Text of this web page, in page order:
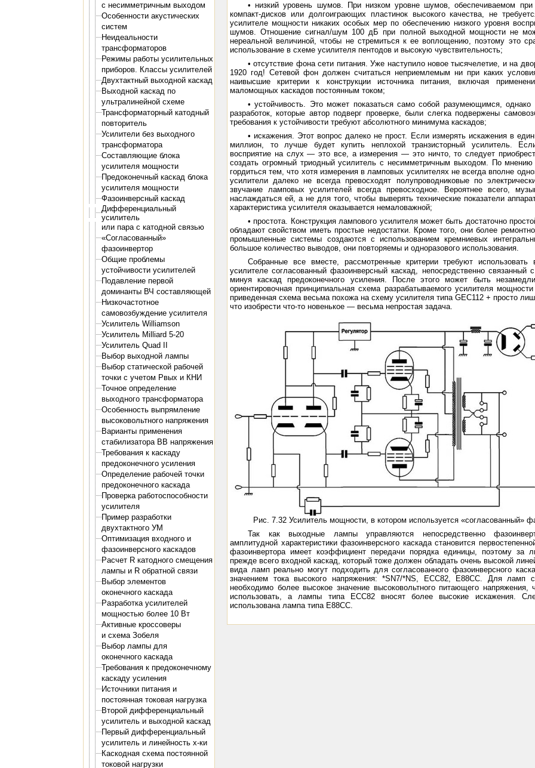
с несимметричным выходом
Особенности акустических
систем
Неидеальности
трансформаторов
Режимы работы усилительных
приборов. Классы усилителей
Двухтактный выходной каскад
Выходной каскад по
ультралинейной схеме
Трансформаторный катодный
повторитель
Усилители без выходного
трансформатора
Составляющие блока
усилителя мощности
Предоконечный каскад блока
усилителя мощности
Фазоинверсный каскад
Дифференциальный
усилитель
или пара с катодной связью
«Согласованный»
фазоинвертор
Общие проблемы
устойчивости усилителей
Подавление первой
доминанты ВЧ составляющей
Низкочастотное
самовозбуждение усилителя
Усилитель Williamson
Усилитель Milliard 5-20
Усилитель Quad II
Выбор выходной лампы
Выбор статической рабочей
точки с учетом Pвых и КНИ
Точное определение
выходного трансформатора
Особенность выпрямление
высоковольтного напряжения
Варианты применения
стабилизатора ВВ напряжения
Требования к каскаду
предоконечного усиления
Определение рабочей точки
предоконечного каскада
Проверка работоспособности
усилителя
Пример разработки
двухтактного УМ
Оптимизация входного и
фазоинверсного каскадов
Расчет R катодного смещения
лампы и R обратной связи
Выбор элементов
оконечного каскада
Разработка усилителей
мощностью более 10 Вт
Активные кроссоверы
и схема Зобеля
Выбор лампы для
оконечного каскада
Требования к предоконечному
каскаду усиления
Источники питания и
постоянная токовая нагрузка
Второй дифференциальный
усилитель и выходной каскад
Первый дифференциальный
усилитель и линейность х-ки
Каскодная схема постоянной
токовой нагрузки
• низкий уровень шумов. При низком уровне шумов, обеспечиваемом при
компакт-дисков или долгоиграющих пластинок высокого качества, не
усилителе мощности никаких особых мер по обеспечению низкого уровня
шумов. Отношение сигнал/шум 100 дБ при полной выходной мощности не
нереальной величиной, чтобы не стремиться к ее воплощению, поэтому это
использование в схеме усилителя пентодов и высокую чувствительность;
• отсутствие фона сети питания. Уже наступило новое тысячелетие, и на
1920 год! Сетевой фон должен считаться неприемлемым ни при каких
наивысшие критерии к конструкции источника питания, включая
маломощных каскадов постоянным током;
• устойчивость. Это может показаться само собой разумеющимся,
разработок, которые автор подверг проверке, были слегка подвержены
требования к устойчивости требуют абсолютного минимума каскадов;
• искажения. Этот вопрос далеко не прост. Если измерять искажения в
миллион, то лучше будет купить неплохой транзисторный усилитель.
восприятие на слух — это все, а измерения — это ничто, то следует
создать огромный триодный усилитель с несимметричным выходом. По мнению
гордиться тем, что хотя измерения в ламповых усилителях не всегда вполне
усилители далеко не всегда превосходят полупроводниковые по
звучание ламповых усилителей всегда превосходное. Вероятнее всего,
наслаждаться ей, а не для того, чтобы выверять технические показатели
характеристика усилителя оказывается немаловажной;
• простота. Конструкция лампового усилителя может быть достаточно
обладают свойством иметь простые недостатки. Кроме того, они более
промышленные системы создаются с использованием кремниевых
большое количество выводов, они повторяемы и одноразового использования.
Собранные все вместе, рассмотренные критерии требуют использовать
усилителе согласованный фазоинверсный каскад, непосредственно связанный
минуя каскад предоконечного усиления. После этого может быть
ориентировочная принципиальная схема разрабатываемого усилителя
приведенная схема весьма похожа на схему усилителя типа GEC112 + просто
что изобрести что-то новенькое — весьма непростая задача.
Рис. 7.32 Усилитель мощности, в котором используется «согласованный»
Так как выходные лампы управляются непосредственно
амплитудной характеристики фазоинверсного каскада становится
фазоинвертора имеет коэффициент передачи порядка единицы, поэтому за
прежде всего входной каскад, который тоже должен обладать очень высокой
вида ламп реально могут подходить для согласованного фазоинверсного
значением тока высокого напряжения: *SN7/*NS, ECC82, Е88СС. Для ламп
необходимо более высокое значение высоковольтного питающего напряжения,
использовать, а лампы типа ЕСС82 вносят более высокие искажения.
использована лампа типа Е88СС.